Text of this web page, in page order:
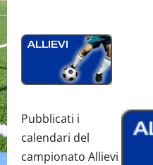
Pubblicati i
calendari del
campionato Allievi